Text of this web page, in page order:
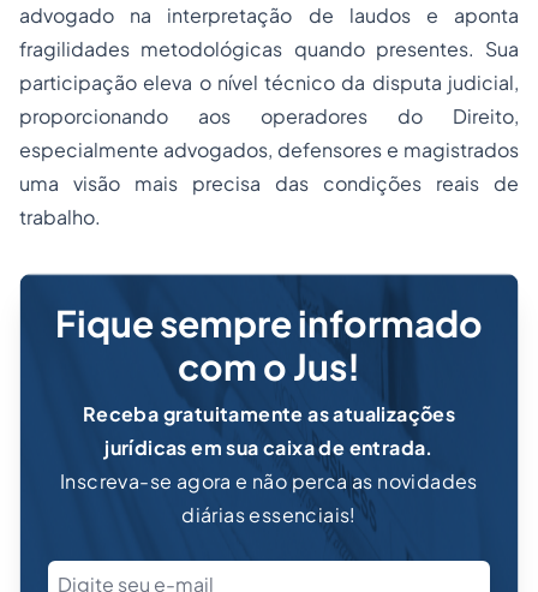
advogado na interpretação de laudos e aponta
fragilidades metodológicas quando presentes. Sua
participação eleva o nível técnico da disputa judicial,
proporcionando aos operadores do Direito,
especialmente advogados, defensores e magistrados
uma visão mais precisa das condições reais de
trabalho.
Fique sempre informado
com o Jus!
Receba gratuitamente as atualizações
jurídicas em sua caixa de entrada.
Inscreva-se agora e não perca as novidades
diárias essenciais!